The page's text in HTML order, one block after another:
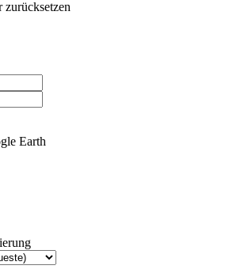
zurücksetzen
Earth